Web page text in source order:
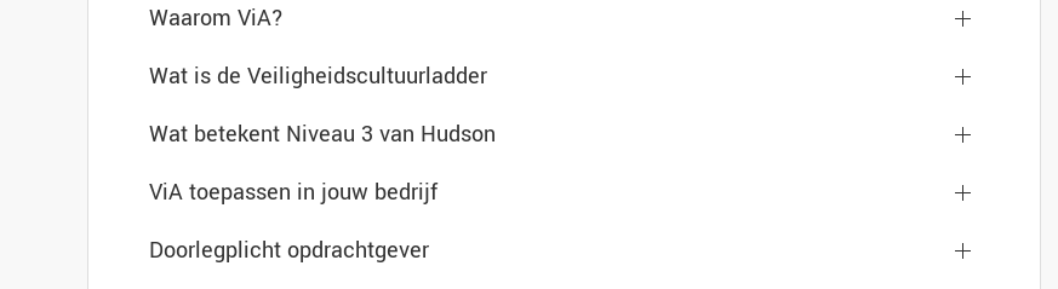
Waarom ViA?
Wat is de Veiligheidscultuurladder
Wat betekent Niveau 3 van Hudson
ViA toepassen in jouw bedrijf
Doorlegplicht opdrachtgever